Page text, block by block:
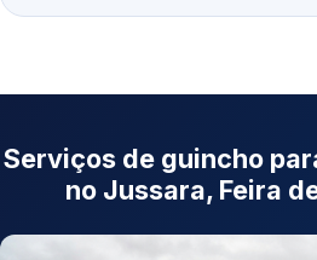
Serviços de guincho
no Jussara, Feira